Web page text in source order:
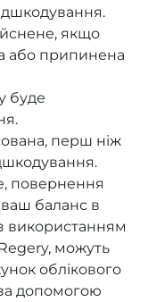
якщо
або припинена
буде
перш ніж
повернення
баланс в
використанням
можуть
облікового
допомогою